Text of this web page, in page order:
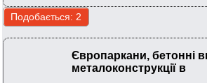
Європаркани, бетонні
металоконструкції в